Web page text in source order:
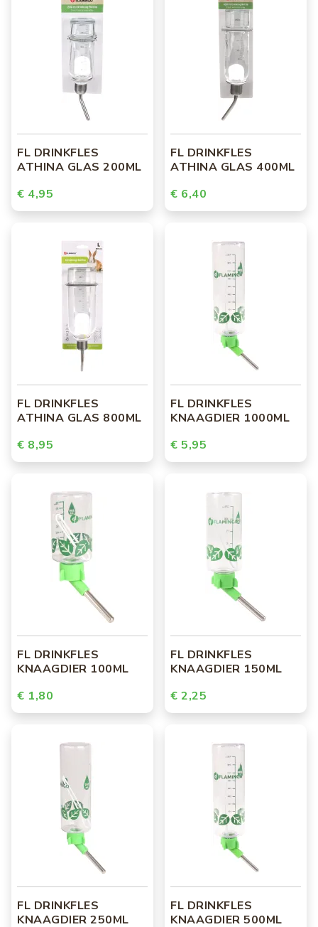
FL DRINKFLES
ATHINA GLAS 200ML
€ 4,95
FL DRINKFLES
ATHINA GLAS 400ML
€ 6,40
FL DRINKFLES
ATHINA GLAS 800ML
€ 8,95
FL DRINKFLES
KNAAGDIER 1000ML
€ 5,95
FL DRINKFLES
KNAAGDIER 100ML
€ 1,80
FL DRINKFLES
KNAAGDIER 150ML
€ 2,25
FL DRINKFLES
KNAAGDIER 250ML
FL DRINKFLES
KNAAGDIER 500ML